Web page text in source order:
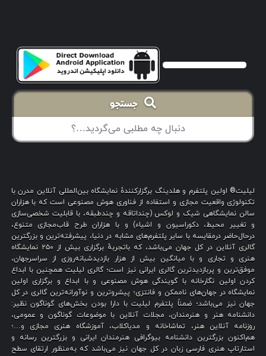
جستجو
لیلیت® اولین پلتفرم و هلدینگ برگزارکنندهٔ نمایشگاه بین‌المللی آنلاین مدرن با
تکنولوژی واقعیت مجازی و استفاده از فناوری هوش مصنوعی است که با هزاران
سالن نمایشگاهی شیک و لوکس (چنداتاقه و چندطبقه، با قابلیت شخصی‌سازی
و تغییر محیط، دکوراسیون و اشیاء) و با هزاران طرح قاب‌مجازی متنوع،
درحال‌حاضر درمقایسه با سایر پلتفرم‌های مشابه در دنیا، پیشرفته‌ترین و بزرگترین
گالری آنلاین در کل جهان می‌باشد، که باتجربهٔ برگزاری بیش از ۲۵۰ نمایشگاه
هنری و تجاری و با میانگین بیش از هزار بازدیدشبانه‌روزی از سراسرجهان،
موفق‌ترین و پربازدیدترین گالری ایرانی نیز است؛ گالری لیلیت همچنین با ابداع
کردن اولین نگارخانه با گویندگی هوش مصنوعی و با ابداع و برگزاری اولین
نمایشگاه در جهان‌های ناممکن و فانتزی؛ پیشروترین و نوآورانه‌ترین گالری در کل
جهان نیز می‌باشد؛ ضمناً پلتفرم لیلیت با دارا بودن بخش‌های گوناگون نظیر:
دانشنامه هنر و هنرمندان، مجلات آنلاین با موضوعات گوناگون و عمومی،
روزنامه آنلاین هنر، تماشاخانه و مدیاکلاب، آموزشگاه هنری مجازی و…؛
هم‌اکنون بزرگترین دانشنامه بیوگرافی هنرمندان ایرانی و بزرگترین رسانه و
استارتاپ هنری فارسی زبان در کل جهان نیز می‌باشد که به‌منظور ارتقای سطح